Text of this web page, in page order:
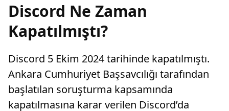
Discord Ne Zaman
Kapatılmıştı?
Discord 5 Ekim 2024 tarihinde kapatılmıştı.
Ankara Cumhuriyet Başsavcılığı tarafından
başlatılan soruşturma kapsamında
kapatılmasına karar verilen Discord’da